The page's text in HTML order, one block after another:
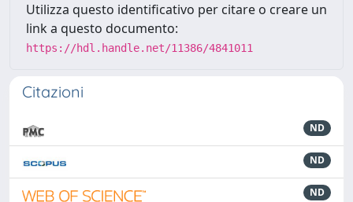
Utilizza questo identificativo per citare o creare un
link a questo documento:
https://hdl.handle.net/11386/4841011
Citazioni
ND
ND
ND